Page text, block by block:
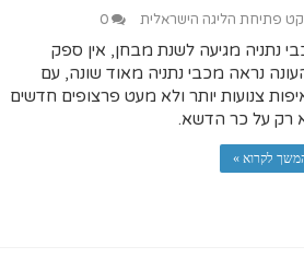
פתיחת הליגה הישראלית 0
נתניה מגיעה לשנת מבחן, אין ספק
נראה מכבי נתניה מאוד שונה, עם
צנועות יותר ולא מעט פרצופים חדשים
רק על כר הדשא.
לקרוא »